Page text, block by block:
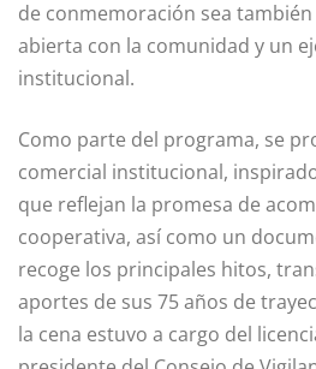
de conmemoración sea
abierta con la comunidad y un
institucional.
Como parte del programa, se
comercial institucional,
que reflejan la promesa de
cooperativa, así como un
recoge los principales hitos,
aportes de sus 75 años de
la cena estuvo a cargo del